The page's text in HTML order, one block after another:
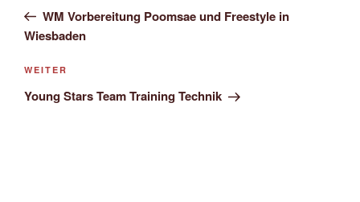
BeitragWM Vorbereitung Poomsae und Freestyle in
Wiesbaden
Nächster
Beitrag
WEITER
Young Stars Team Training Technik